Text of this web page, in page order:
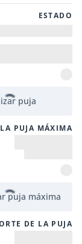
ESTADO
puja
PUJA MÁXIMA
puja máxima
DE LA PUJA